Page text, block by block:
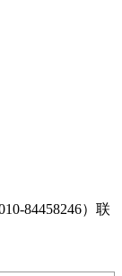
84458246）联